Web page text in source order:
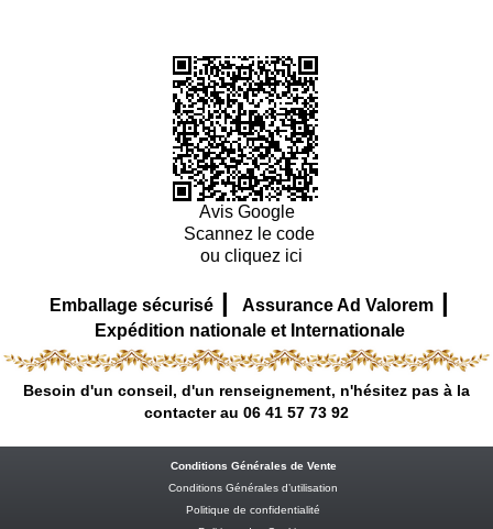
Avis Google
Scannez le code
ou cliquez ici
Emballage sécurisé | Assurance Ad Valorem |
Expédition nationale et Internationale
Besoin d'un conseil, d'un renseignement, n'hésitez pas à la
contacter au 06 41 57 73 92
Conditions Générales de Vente
Conditions Générales d’utilisation
Politique de confidentialité